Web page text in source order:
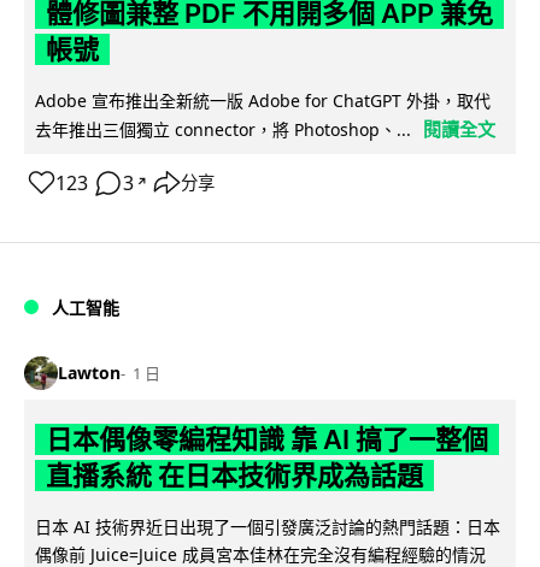
體修圖兼整 PDF 不用開多個 APP 兼免
帳號
Adobe 宣布推出全新統一版 Adobe for ChatGPT 外掛，取代
去年推出三個獨立 connector，將 Photoshop、...
閱讀全文
123 3 ↗ 分享
人工智能
Lawton 1 日
日本偶像零編程知識 靠 AI 搞了一整個
直播系統 在日本技術界成為話題
日本 AI 技術界近日出現了一個引發廣泛討論的熱門話題：日本
偶像前 Juice=Juice 成員宮本佳林在完全沒有編程經驗的情況